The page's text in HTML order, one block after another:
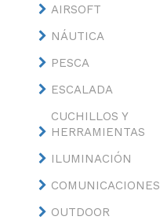
AIRSOFT
NÁUTICA
PESCA
ESCALADA
CUCHILLOS Y
HERRAMIENTAS
ILUMINACIÓN
COMUNICACIONES
OUTDOOR